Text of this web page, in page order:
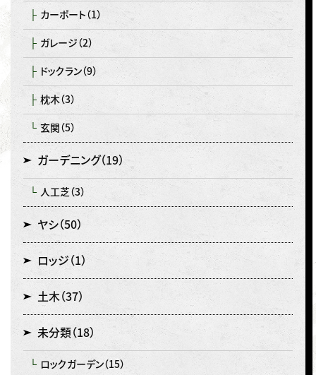
カーポート （1）
ガレージ （2）
ドックラン（9）
枕木（3）
玄関 （5）
ガーデニング（19）
人工芝 （3）
ヤシ（50）
ロッジ （1）
土木（37）
未分類 （18）
ロックガーデン（15）